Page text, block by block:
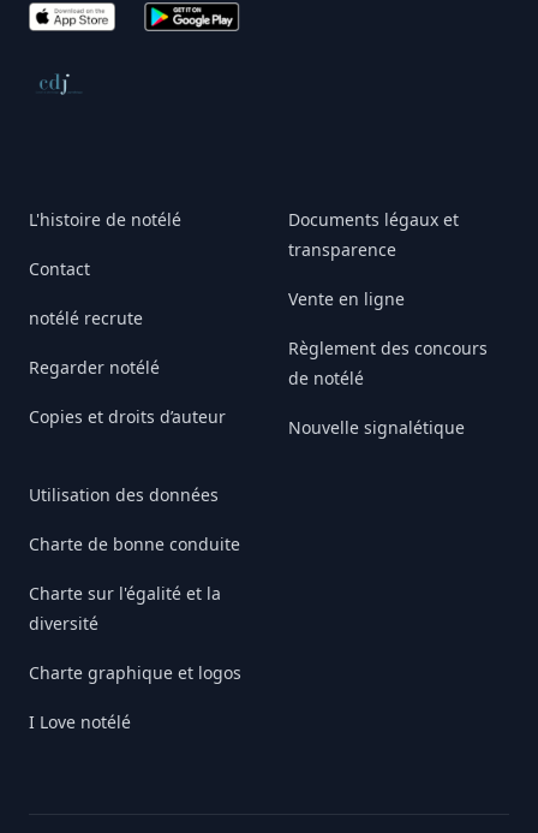
App Store Google Play
Conseil de déontologie journalistique
L'histoire de notélé
Contact
notélé recrute
Regarder notélé
Copies et droits d’auteur
Utilisation des données
Charte de bonne conduite
Charte sur l'égalité et la
diversité
Charte graphique et logos
I Love notélé
Documents légaux et
transparence
Vente en ligne
Règlement des concours
de notélé
Nouvelle signalétique